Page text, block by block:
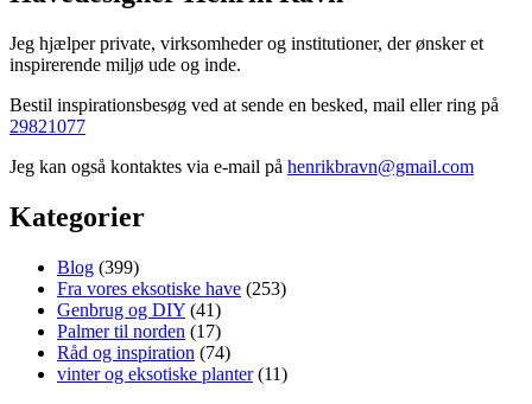
Jeg hjælper private, virksomheder og institutioner, der ønsker et
inspirerende miljø ude og inde.
Bestil inspirationsbesøg ved at sende en besked, mail eller ring på
29821077
Jeg kan også kontaktes via e-mail på henrikbravn@gmail.com
Kategorier
Blog (399)
Fra vores eksotiske have (253)
Genbrug og DIY (41)
Palmer til norden (17)
Råd og inspiration (74)
vinter og eksotiske planter(11)